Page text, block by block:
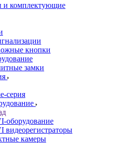
комплектующие
кнопки
замки
серия
оборудование
видеорегистраторы
камеры